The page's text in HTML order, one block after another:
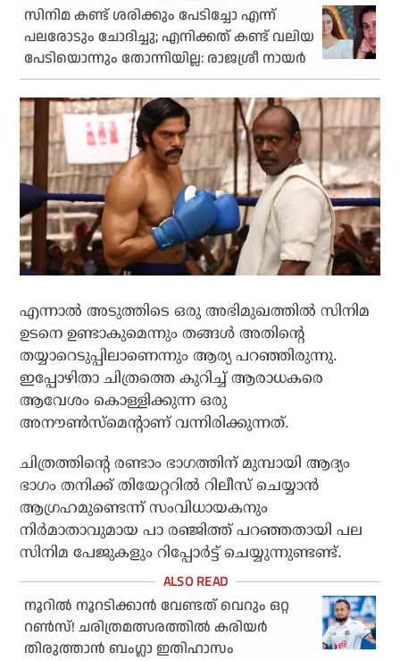
സിനിമ കണ്ട് ശരിക്കും പേടിച്ചോ എന്ന്
പലരോടും ചോദിച്ചു; എനിക്കത് കണ്ട് വലിയ
പേടിയൊന്നും തോന്നിയില്ല: രാജശ്രീ നായര്‍
എന്നാല്‍ അടുത്തിടെ ഒരു അഭിമുഖത്തില്‍ സിനിമ
ഉടനെ ഉണ്ടാകുമെന്നും തങ്ങള്‍ അതിന്റെ
തയ്യാറെടുപ്പിലാണെന്നും ആര്യ പറഞ്ഞിരുന്നു.
ഇപ്പോഴിതാ ചിത്രത്തെ കുറിച്ച് ആരാധകരെ
ആവേശം കൊള്ളിക്കുന്ന ഒരു
അനൗണ്‍സ്‌മെന്റാണ് വന്നിരിക്കുന്നത്.
ചിത്രത്തിന്റെ രണ്ടാം ഭാഗത്തിന് മുമ്പായി ആദ്യം
ഭാഗം തനിക്ക് തിയേറ്ററില്‍ റിലീസ് ചെയ്യാന്‍
ആഗ്രഹമുണ്ടെന്ന് സംവിധായകനും
നിര്‍മാതാവുമായ പാ രഞ്ജിത്ത് പറഞ്ഞതായി പല
സിനിമ പേജുകളും റിപ്പോര്‍ട്ട് ചെയ്യുന്നുണ്ടണ്ട്.
നൂറില്‍ നൂറടിക്കാന്‍ വേണ്ടത് വെറും ഒറ്റ
റണ്‍സ്! ചരിത്രമത്സരത്തില്‍ കരിയര്‍
തിരുത്താന്‍ ബംഗ്ലാ ഇതിഹാസം